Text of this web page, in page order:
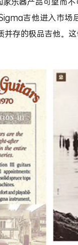
吉他进入市场
存的极品吉他。